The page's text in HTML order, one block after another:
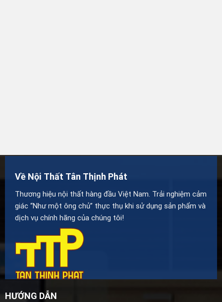
Về Nội Thất Tân Thịnh Phát
Thương hiệu nội thất hàng đầu Việt Nam. Trải nghiệm cảm
giác “Như một ông chủ” thực thụ khi sử dụng sản phẩm và
dịch vụ chính hãng của chúng tôi!
HƯỚNG DẪN